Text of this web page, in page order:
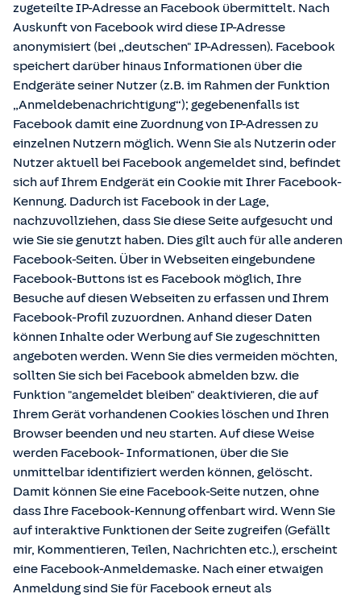
zugeteilte IP-Adresse an Facebook übermittelt. Nach
Auskunft von Facebook wird diese IP-Adresse
anonymisiert (bei „deutschen" IP-Adressen). Facebook
speichert darüber hinaus Informationen über die
Endgeräte seiner Nutzer (z.B. im Rahmen der Funktion
„Anmeldebenachrichtigung“); gegebenenfalls ist
Facebook damit eine Zuordnung von IP-Adressen zu
einzelnen Nutzern möglich. Wenn Sie als Nutzerin oder
Nutzer aktuell bei Facebook angemeldet sind, befindet
sich auf Ihrem Endgerät ein Cookie mit Ihrer Facebook-
Kennung. Dadurch ist Facebook in der Lage,
nachzuvollziehen, dass Sie diese Seite aufgesucht und
wie Sie sie genutzt haben. Dies gilt auch für alle anderen
Facebook-Seiten. Über in Webseiten eingebundene
Facebook-Buttons ist es Facebook möglich, Ihre
Besuche auf diesen Webseiten zu erfassen und Ihrem
Facebook-Profil zuzuordnen. Anhand dieser Daten
können Inhalte oder Werbung auf Sie zugeschnitten
angeboten werden. Wenn Sie dies vermeiden möchten,
sollten Sie sich bei Facebook abmelden bzw. die
Funktion "angemeldet bleiben" deaktivieren, die auf
Ihrem Gerät vorhandenen Cookies löschen und Ihren
Browser beenden und neu starten. Auf diese Weise
werden Facebook- Informationen, über die Sie
unmittelbar identifiziert werden können, gelöscht.
Damit können Sie eine Facebook-Seite nutzen, ohne
dass Ihre Facebook-Kennung offenbart wird. Wenn Sie
auf interaktive Funktionen der Seite zugreifen (Gefällt
mir, Kommentieren, Teilen, Nachrichten etc.), erscheint
eine Facebook-Anmeldemaske. Nach einer etwaigen
Anmeldung sind Sie für Facebook erneut als